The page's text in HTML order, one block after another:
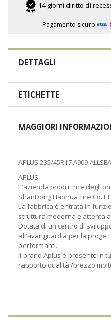
14 giorni diritto di
Pagamento sicuro
DETTAGLI
ETICHETTE
MAGGIORI
APLUS 235/45R17 A909
APLUS
L'azienda produttrice degli
ShanDong Haohua Tire Co.
La fabbrica è entrata in
struttura moderna e attenta
Dotata di un centro di
all'avanguardia per la
performanti.
Il brand Aplus è presente in
rapporto qualità /prezzo